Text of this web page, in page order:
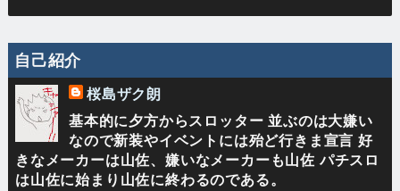
自己紹介
桜島ザク朗
基本的に夕方からスロッター 並ぶのは大嫌い
なので新装やイベントには殆ど行きま宣言 好
きなメーカーは山佐、嫌いなメーカーも山佐 パチスロ
は山佐に始まり山佐に終わるのである。